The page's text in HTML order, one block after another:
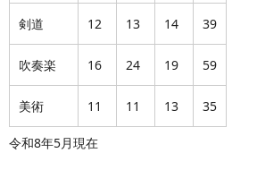
剣道 12 13 14 39
吹奏楽 16 24 19 59
美術 11 11 13 35
令和8年5月現在